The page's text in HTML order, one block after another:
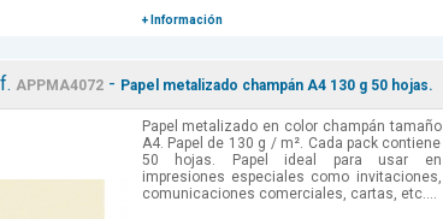
+ Información
APPMA4072- Papel metalizado champán A4 130 g 50 hojas.
Papel metalizado en color champán tamaño
A4. Papel de 130 g / m². Cada pack contiene
50 hojas. Papel ideal para usar en
impresiones especiales como invitaciones,
comunicaciones comerciales, cartas, etc....